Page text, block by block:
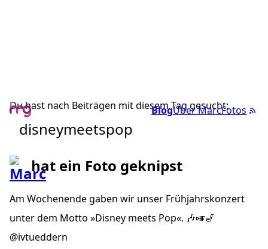
BlogÜber MarcFotos
Du hast nach Beiträgen mit diesem Tag gesucht:
disneymeetspop
hat ein Foto geknipst
Am Wochenende gaben wir unser Frühjahrskonzert
unter dem Motto »Disney meets Pop«. 🎶🎺🎷
@ivtueddern